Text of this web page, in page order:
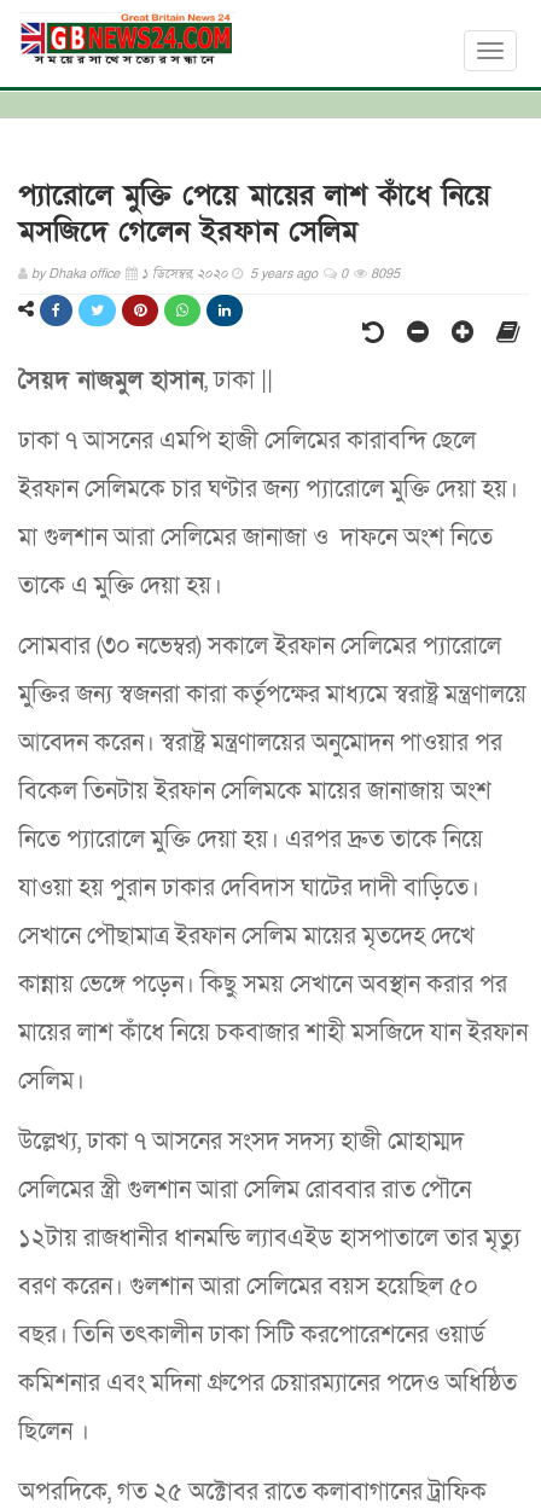
Toggle
প্যারোলে মুক্তি পেয়ে মায়ের লাশ কাঁধে নিয়ে
মসজিদে গেলেন ইরফান সেলিম
byDhaka office ১ ডিসেম্বর, ২০২০ 5 years ago 0 8095
সৈয়দ নাজমুল হাসান, ঢাকা ||
ঢাকা ৭ আসনের এমপি হাজী সেলিমের কারাবন্দি ছেলে
ইরফান সেলিমকে চার ঘণ্টার জন্য প্যারোলে মুক্তি দেয়া হয়।
মা গুলশান আরা সেলিমের জানাজা ও দাফনে অংশ নিতে
তাকে এ মুক্তি দেয়া হয়।
সোমবার (৩০ নভেম্বর) সকালে ইরফান সেলিমের প্যারোলে
মুক্তির জন্য স্বজনরা কারা কর্তৃপক্ষের মাধ্যমে স্বরাষ্ট্র মন্ত্রণালয়ে
আবেদন করেন। স্বরাষ্ট্র মন্ত্রণালয়ের অনুমোদন পাওয়ার পর
বিকেল তিনটায় ইরফান সেলিমকে মায়ের জানাজায় অংশ
নিতে প্যারোলে মুক্তি দেয়া হয়। এরপর দ্রুত তাকে নিয়ে
যাওয়া হয় পুরান ঢাকার দেবিদাস ঘাটের দাদী বাড়িতে।
সেখানে পৌছামাত্র ইরফান সেলিম মায়ের মৃতদেহ দেখে
কান্নায় ভেঙ্গে পড়েন। কিছু সময় সেখানে অবস্থান করার পর
মায়ের লাশ কাঁধে নিয়ে চকবাজার শাহী মসজিদে যান ইরফান
সেলিম।
উল্লেখ্য, ঢাকা ৭ আসনের সংসদ সদস্য হাজী মোহাম্মদ
সেলিমের স্ত্রী গুলশান আরা সেলিম রোববার রাত পৌনে
১২টায় রাজধানীর ধানমন্ডি ল্যাবএইড হাসপাতালে তার মৃত্যু
বরণ করেন। গুলশান আরা সেলিমের বয়স হয়েছিল ৫০
বছর। তিনি তৎকালীন ঢাকা সিটি করপোরেশনের ওয়ার্ড
কমিশনার এবং মদিনা গ্রুপের চেয়ারম্যানের পদেও অধিষ্ঠিত
ছিলেন ।
অপরদিকে, গত ২৫ অক্টোবর রাতে কলাবাগানের ট্রাফিক